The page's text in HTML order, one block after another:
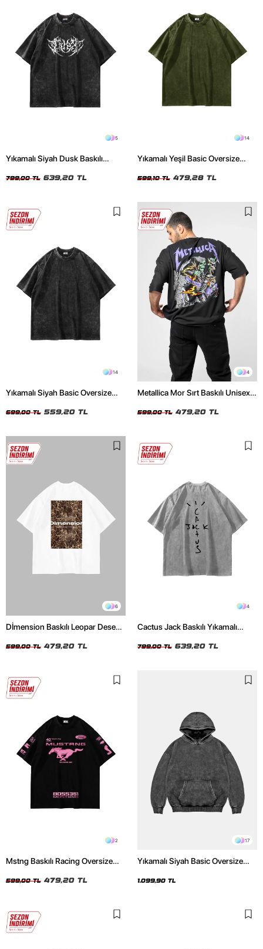
5
Yıkamalı Siyah Dusk Baskılı
799,00 TL 639,20 TL
14
Yıkamalı Yeşil Basic Oversize
599,10 TL 479,28 TL
14
Yıkamalı Siyah Basic Oversize
699,00 TL 559,20 TL
4
Metallica Mor Sırt Baskılı Unisex
599,00 TL 479,20 TL
6
Dİmension Baskılı Leopar Desenli
Tshirt
599,00 TL 479,20 TL
4
Cactus Jack Baskılı Yıkamalı
799,00 TL 639,20 TL
2
Mstng Baskılı Racing Oversize
599,00 TL 479,20 TL
17
Yıkamalı Siyah Basic Oversize
1.099,90 TL